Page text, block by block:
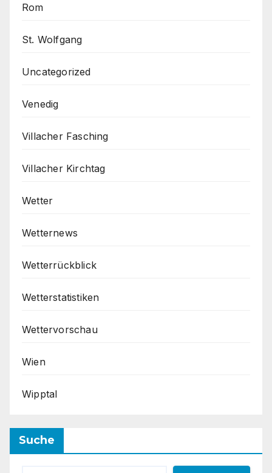
Rom
St. Wolfgang
Uncategorized
Venedig
Villacher Fasching
Villacher Kirchtag
Wetter
Wetternews
Wetterrückblick
Wetterstatistiken
Wettervorschau
Wien
Wipptal
Suche